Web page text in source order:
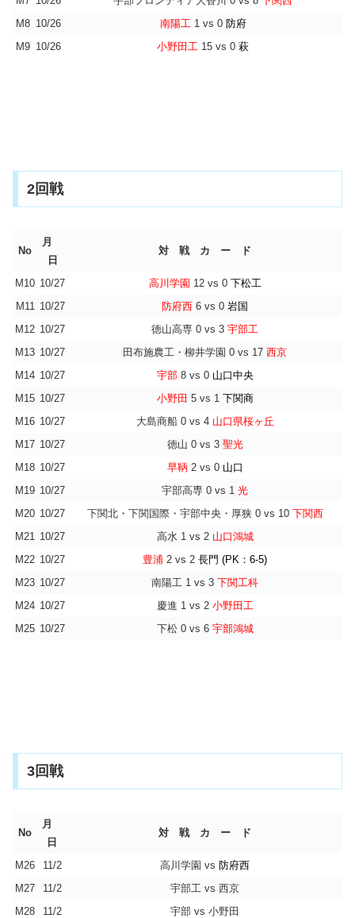
M8 10/26 南陽工 1 vs 0防府
M9 10/26 小野田工 15 vs 0 萩
2回戦
No
月
日
対 戦 カ ー ド
M10 10/27 高川学園 12 vs 0下松工
M11 10/27 防府西 6 vs 0 岩国
M12 10/27 徳山高専 0 vs 3 宇部工
M13 10/27 田布施農工・柳井学園 0 vs 17 西京
M14 10/27 宇部8 vs 0山口中央
M15 10/27 小野田 5 vs 1 下関商
M16 10/27 大島商船 0 vs 4 山口県桜ヶ丘
M17 10/27 徳山 0 vs 3 聖光
M18 10/27 早鞆2 vs 0山口
M19 10/27 宇部高専 0 vs 1 光
M20 10/27 下関北・下関国際・宇部中央・厚狭 0 vs 10 下関西
M21 10/27 高水 1 vs 2 山口鴻城
M22 10/27 豊浦 2 vs 2 長門 (PK：6-5)
M23 10/27 南陽工 1 vs 3 下関工科
M24 10/27 慶進 1 vs 2 小野田工
M25 10/27 下松 0 vs 6 宇部鴻城
3回戦
No
月
日
対 戦 カ ー ド
M26 11/2 高川学園 vs 防府西
M27
11/2
宇部工 vs 西京
M28
11/2
宇部 vs 小野田